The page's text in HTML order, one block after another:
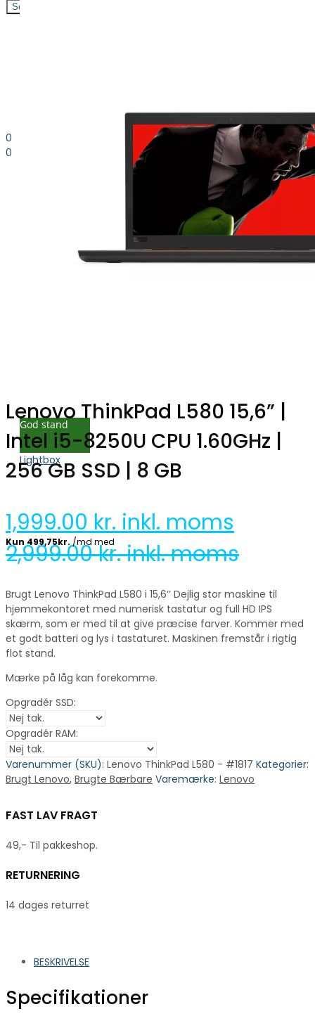
0
0
Search
God stand
Lightbox
Lenovo ThinkPad L580 15,6” |
Intel i5-8250U CPU 1.60GHz |
256 GB SSD | 8 GB
1,999.00 kr. inkl. moms
2,999.00kr. inkl. moms
Brugt Lenovo ThinkPad L580 i 15,6’’ Dejlig stor maskine til
hjemmekontoret med numerisk tastatur og full HD IPS
skærm, som er med til at give præcise farver. Kommer med
et godt batteri og lys i tastaturet. Maskinen fremstår i rigtig
flot stand.
Mærke på låg kan forekomme.
Opgradér SSD:
Opgradér RAM:
Varenummer (SKU): Lenovo ThinkPad L580 - #1817 Kategorier:
Brugt Lenovo, Brugte Bærbare Varemærke: Lenovo
FAST LAV FRAGT
49,- Til pakkeshop.
RETURNERING
14 dages returret
BESKRIVELSE
Specifikationer